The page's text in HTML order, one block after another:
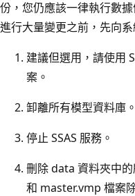
份，您仍應該一律執行數
進行大量變更之前，先向
建議但選用，請使用
案。
卸離所有模型資料庫。
停止 SSAS 服務。
刪除 data 資料夾中
和 master.vmp 檔案